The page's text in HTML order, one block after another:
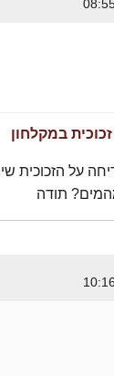
על הזכוכית
תודה